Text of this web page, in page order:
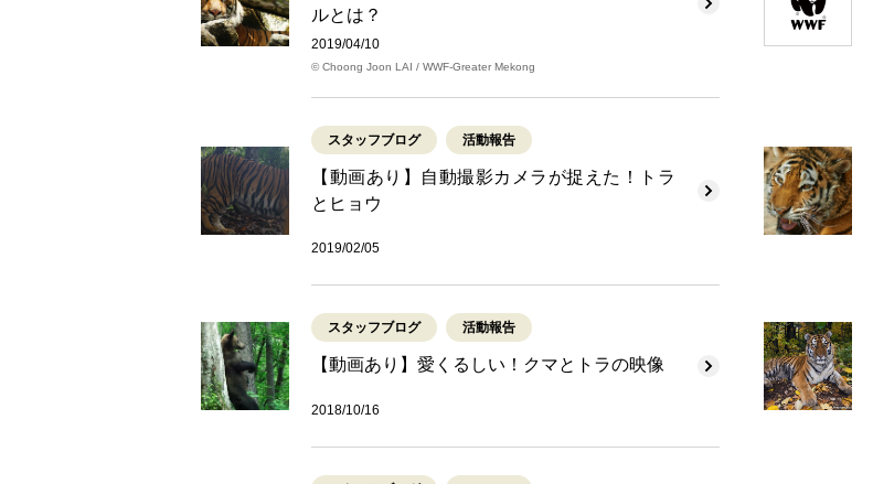
ルとは？
2019/04/10
© Choong Joon LAI / WWF-Greater Mekong
スタッフブログ 活動報告
【動画あり】自動撮影カメラが捉えた！トラ
とヒョウ
2019/02/05
スタッフブログ 活動報告
【動画あり】愛くるしい！クマとトラの映像
2018/10/16